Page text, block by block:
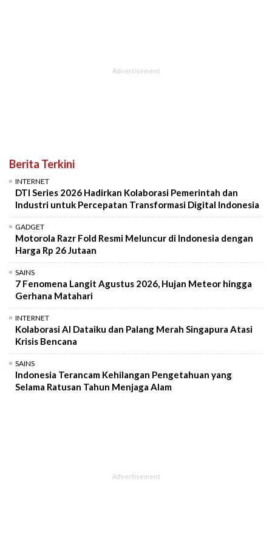
Berita Terkini
INTERNET
DTI Series 2026 Hadirkan Kolaborasi Pemerintah dan
Industri untuk Percepatan Transformasi Digital Indonesia
GADGET
Motorola Razr Fold Resmi Meluncur di Indonesia dengan
Harga Rp 26 Jutaan
SAINS
7 Fenomena Langit Agustus 2026, Hujan Meteor hingga
Gerhana Matahari
INTERNET
Kolaborasi AI Dataiku dan Palang Merah Singapura Atasi
Krisis Bencana
SAINS
Indonesia Terancam Kehilangan Pengetahuan yang
Selama Ratusan Tahun Menjaga Alam